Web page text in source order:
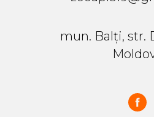
mun. Balți, str.